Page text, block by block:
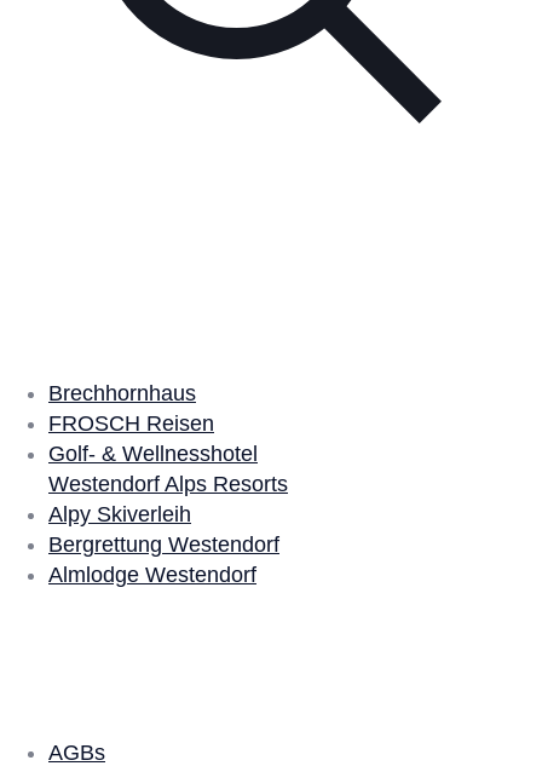
Brechhornhaus
FROSCH Reisen
Golf- & Wellnesshotel
Westendorf Alps Resorts
Alpy Skiverleih
Bergrettung Westendorf
Almlodge Westendorf
AGBs